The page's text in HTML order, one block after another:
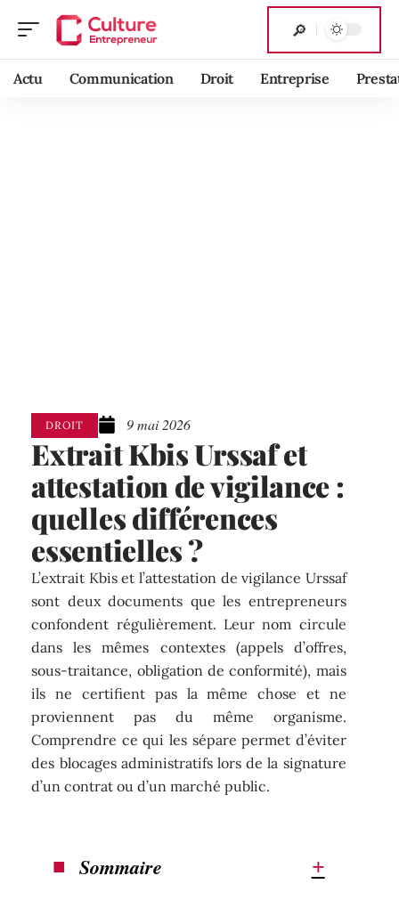
Actu Communication Droit Entreprise
DROIT 9 mai 2026
Extrait Kbis Urssaf et
attestation de vigilance :
quelles différences
essentielles ?
L’extrait Kbis et l’attestation de vigilance Urssaf
sont deux documents que les entrepreneurs
confondent régulièrement. Leur nom circule
dans les mêmes contextes (appels d’offres,
sous-traitance, obligation de conformité), mais
ils ne certifient pas la même chose et ne
proviennent pas du même organisme.
Comprendre ce qui les sépare permet d’éviter
des blocages administratifs lors de la signature
d’un contrat ou d’un marché public.
Sommaire